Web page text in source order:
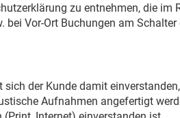
zu entnehmen, die im
bei Vor-Ort Buchungen am
der Kunde damit
Aufnahmen angefertigt